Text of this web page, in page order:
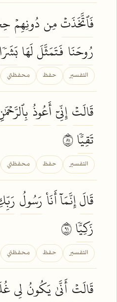
فَٱتَّخَذَتۡمِن دُونِهِمۡ
رُوحَنَا فَتَمَثَّلَلَهَابَشَرٗا
التفسير حفظ محفظتي
قَالَتۡإِنِّيٓأَعُوذُ
تَقِيّٗا
التفسير حفظ محفظتي
قَالَإِنَّمَآ أَنَا۠رَسُولُ
زَكِيّٗا
التفسير حفظ محفظتي
قَالَتۡ أَنَّىٰ يَكُونُ لِي